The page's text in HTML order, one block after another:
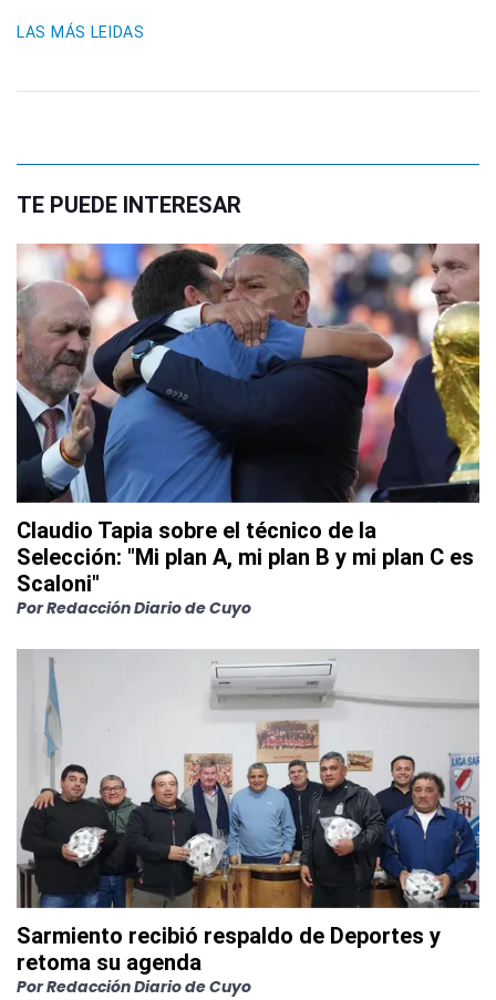
LAS MÁS LEIDAS
TE PUEDE INTERESAR
Claudio Tapia sobre el técnico de la
Selección: "Mi plan A, mi plan B y mi plan C es
Scaloni"
PorRedacción Diario de Cuyo
Sarmiento recibió respaldo de Deportes y
retoma su agenda
PorRedacción Diario de Cuyo